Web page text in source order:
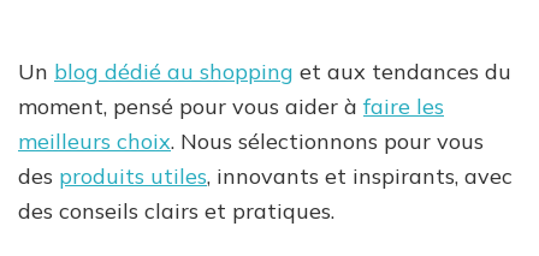
Un blog dédié au shopping et aux tendances du
moment, pensé pour vous aider à faire les
meilleurs choix. Nous sélectionnons pour vous
des produits utiles, innovants et inspirants, avec
des conseils clairs et pratiques.